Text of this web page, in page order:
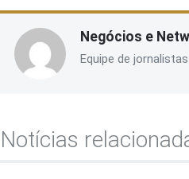
Negócios e
Equipe de
Notícias